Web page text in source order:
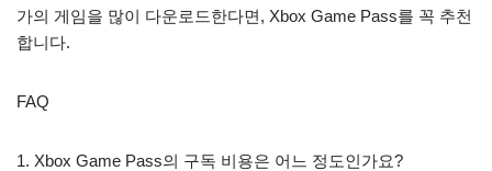
가의 게임을 많이 다운로드한다면, Xbox Game Pass를 꼭 추천
합니다.
FAQ
1. Xbox Game Pass의 구독 비용은 어느 정도인가요?